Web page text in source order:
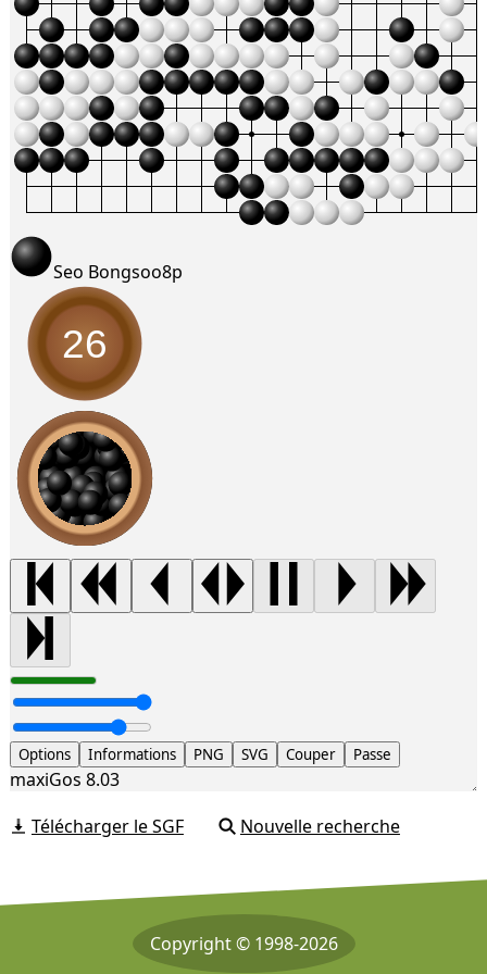
Seo Bongsoo8p
26
Options Informations PNG SVG Couper Passe
maxiGos 8.03
Télécharger le SGF
Nouvelle recherche
Copyright © 1998-2026